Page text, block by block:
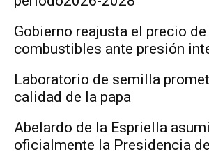
Gobierno reajusta el precio
combustibles ante presión
Laboratorio de semilla
calidad de la papa
Abelardo de la Espriella
oficialmente la Presidencia